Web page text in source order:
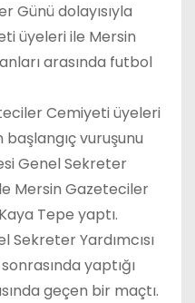
Günü dolayısıyla
üyeleri ile Mersin
arasında futbol
Cemiyeti üyeleri
başlangıç vuruşunu
Genel Sekreter
Mersin Gazeteciler
Tepe yaptı.
Sekreter Yardımcısı
yaptığı
geçen bir maçtı.